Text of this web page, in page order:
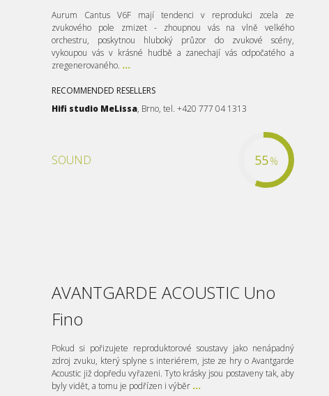
Aurum Cantus V6F mají tendenci v reprodukci zcela ze
zvukového pole zmizet - zhoupnou vás na vlně velkého
orchestru, poskytnou hluboký průzor do zvukové scény,
vykoupou vás v krásné hudbě a zanechají vás odpočatého a
zregenerovaného. ...
RECOMMENDED RESELLERS
Hifi studio MeLissa, Brno, tel. +420 777 04 1313
SOUND 55%
AVANTGARDE ACOUSTIC Uno
Fino
Pokud si pořizujete reproduktorové soustavy jako nenápadný
zdroj zvuku, který splyne s interiérem, jste ze hry o Avantgarde
Acoustic již dopředu vyřazeni. Tyto krásky jsou postaveny tak, aby
byly vidět, a tomu je podřízen i výběr ...